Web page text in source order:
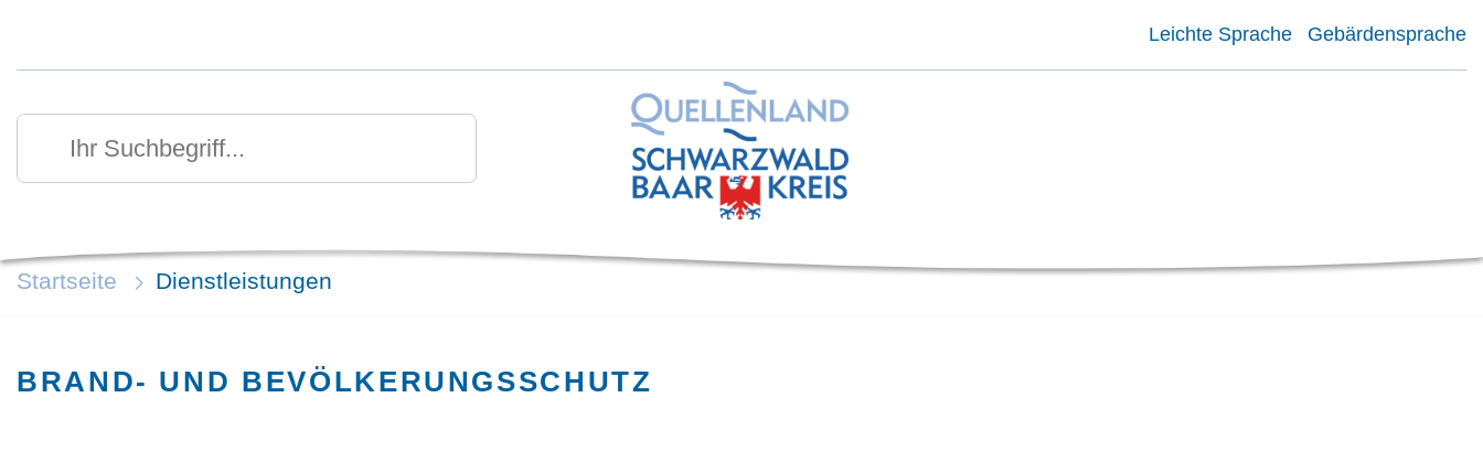
Leichte Sprache Gebärdensprache
Ihr Suchbegriff
Suchen
Startseite Dienstleistungen
BRAND- UND BEVÖLKERUNGSSCHUTZ